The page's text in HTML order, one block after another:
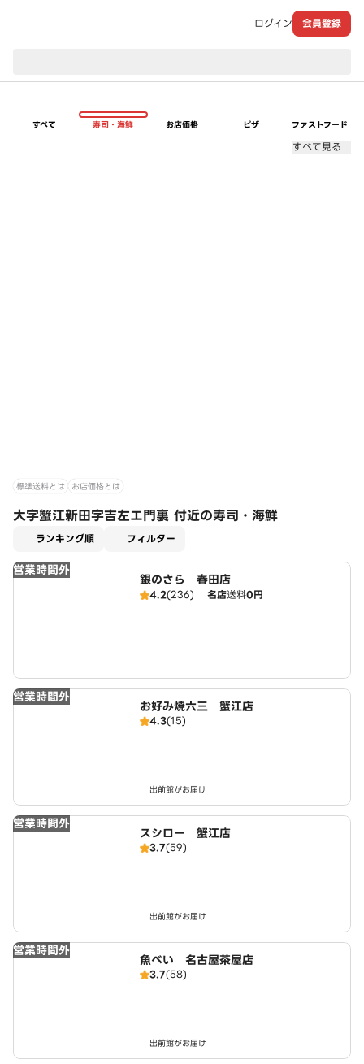
ログイン 会員登録
すべて 寿司・海鮮 お店価格 ピザ ファストフード
すべて見る
標準送料とは お店価格とは
大字蟹江新田字吉左エ門裏 付近の寿司・海鮮
ランキング順 フィルター
営業時間外
銀のさら 春田店
4.2(236) 名店送料0円
営業時間外
お好み焼六三 蟹江店
4.3(15)
出前館がお届け
営業時間外
スシロー 蟹江店
3.7(59)
出前館がお届け
営業時間外
魚べい 名古屋茶屋店
3.7(58)
出前館がお届け